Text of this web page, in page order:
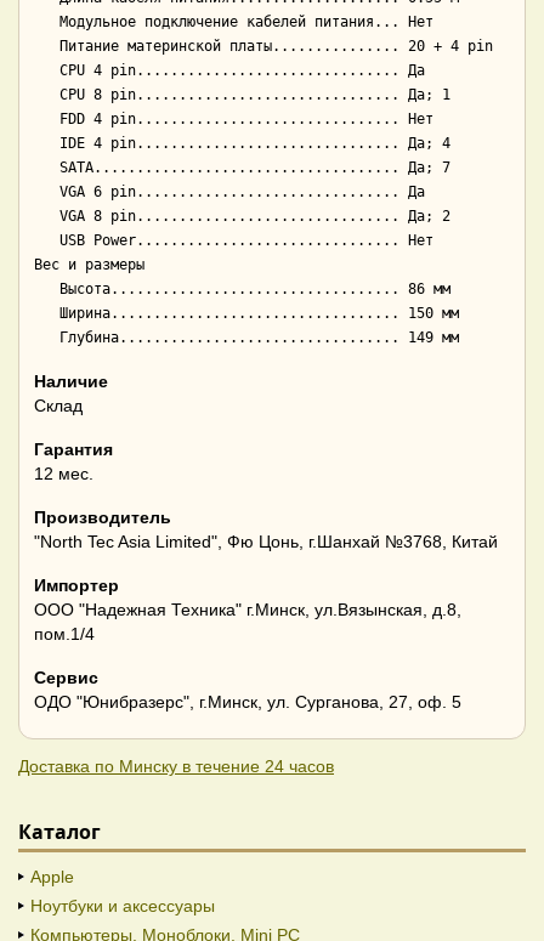
Вес и размеры
Наличие
Склад
Гарантия
12 мес.
Производитель
"North Tec Asia Limited", Фю Цонь, г.Шанхай №3768, Китай
Импортер
ООО "Надежная Техника" г.Минск, ул.Вязынская, д.8,
пом.1/4
Сервис
ОДО "Юнибразерс", г.Минск, ул. Сурганова, 27, оф. 5
Доставка по Минску в течение 24 часов
Каталог
Apple
Ноутбуки и аксессуары
Компьютеры. Моноблоки. Mini PC